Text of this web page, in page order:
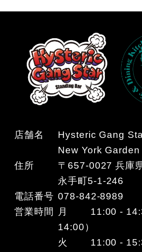
店舗名
Hysteric Gang
New York
住所
〒657-0027 兵庫
永手町5-1-246
電話番号 078-842-8989
営業時間
月 11:00 -
14:00）
火 11:00 -